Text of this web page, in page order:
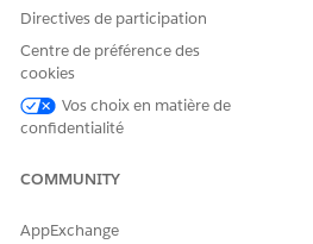
Association d'un professionnel
Pour aider l'équipe soignante à
de soins, associez un
prestataire de programme de
professionnels de santé pour les
Directives de participation
Centre de préférence des
cookies
Vos choix en matière de
confidentialité
COMMUNITY
AppExchange